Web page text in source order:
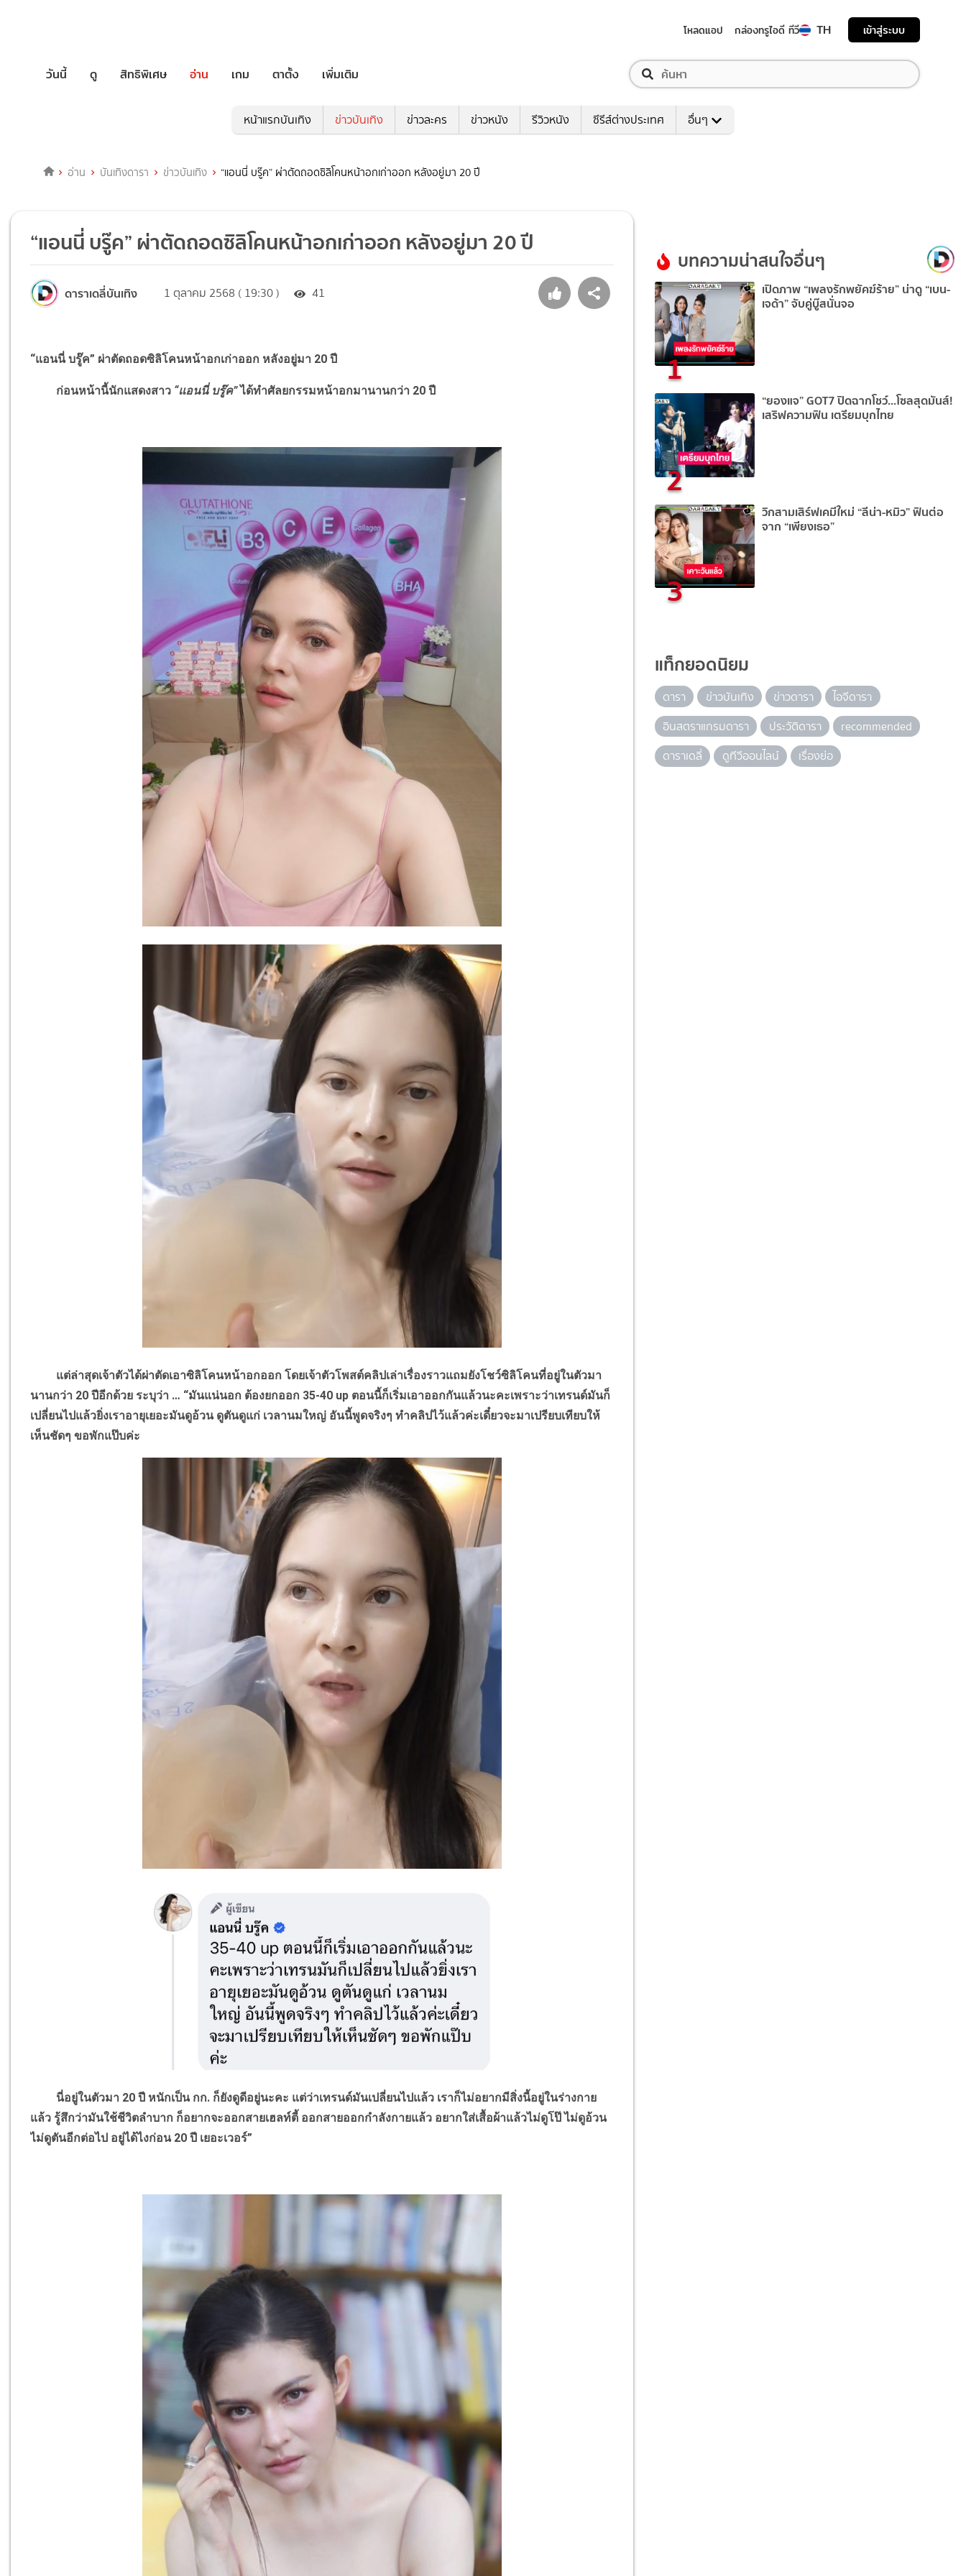
โหลดแอป กล่องทรูไอดี ทีวี TH เข้าสู่ระบบ
วันนี้ ดู สิทธิพิเศษ อ่าน เกม ตาตั้ง เพิ่มเติม
หน้าแรกบันเทิง ข่าวบันเทิง ข่าวละคร ข่าวหนัง รีวิวหนัง ซีรีส์ต่างประเทศ อื่นๆ
อ่าน บันเทิงดารา ข่าวบันเทิง “แอนนี่ บรู๊ค” ผ่าตัดถอดซิลิโคนหน้าอกเก่าออก หลังอยู่มา 20 ปี
“แอนนี่ บรู๊ค” ผ่าตัดถอดซิลิโคนหน้าอกเก่าออก หลังอยู่มา 20 ปี
ดาราเดลี่บันเทิง 1 ตุลาคม 2568 ( 19:30 ) 41
“แอนนี่ บรู๊ค” ผ่าตัดถอดซิลิโคนหน้าอกเก่าออก หลังอยู่มา 20 ปี
ก่อนหน้านี้นักแสดงสาว “แอนนี่ บรู๊ค”ได้ทำศัลยกรรมหน้าอกมานานกว่า 20 ปี
แต่ล่าสุดเจ้าตัวได้ผ่าตัดเอาซิลิโคนหน้าอกออก โดยเจ้าตัวโพสต์คลิปเล่าเรื่องราวแถมยังโชว์ซิลิโคนที่อยู่ในตัวมา
นานกว่า 20 ปีอีกด้วย ระบุว่า … “มันแน่นอก ต้องยกออก 35-40 up ตอนนี้ก็เริ่มเอาออกกันแล้วนะคะเพราะว่าเทรนด์มันก็
เปลี่ยนไปแล้วยิ่งเราอายุเยอะมันดูอ้วน ดูตันดูแก่ เวลานมใหญ่ อันนี้พูดจริงๆ ทำคลิปไว้แล้วค่ะเดี๋ยวจะมาเปรียบเทียบให้
เห็นชัดๆ ขอพักแป๊บค่ะ
นี่อยู่ในตัวมา 20 ปี หนักเป็น กก. ก็ยังดูดีอยู่นะคะ แต่ว่าเทรนด์มันเปลี่ยนไปแล้ว เราก็ไม่อยากมีสิ่งนี้อยู่ในร่างกาย
แล้ว รู้สึกว่ามันใช้ชีวิตลำบาก ก็อยากจะออกสายเฮลท์ตี้ ออกสายออกกำลังกายแล้ว อยากใส่เสื้อผ้าแล้วไม่ดูโป๊ ไม่ดูอ้วน
ไม่ดูตันอีกต่อไป อยู่ได้ไงก่อน 20 ปี เยอะเวอร์”
บทความน่าสนใจอื่นๆ
1
เปิดภาพ “เพลงรักพยัคฆ์ร้าย” น่าดู “เบน-
เจด้า” จับคู่บู๊สนั่นจอ
2
“ยองแจ” GOT7 ปิดฉากโชว์...โซลสุดมันส์!
เสริฟความฟิน เตรียมบุกไทย
3
วิกสามเสิร์ฟเคมีใหม่ “ลีน่า-หมิว” ฟินต่อ
จาก “เพียงเธอ”
แท็กยอดนิยม
ดารา ข่าวบันเทิง ข่าวดารา
ไอจีดารา
อินสตราแกรมดารา
ประวัติดารา
recommended
ดาราเดลี่
ดูทีวีออนไลน์ เรื่องย่อ